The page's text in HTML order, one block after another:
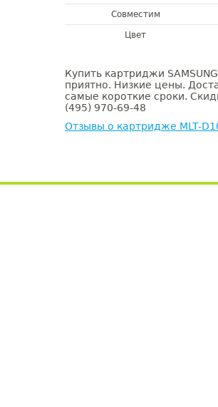
Совместим
Цвет
Купить картриджи
приятно. Низкие цены.
самые короткие сроки.
(495) 970-69-48
Отзывы о картридже MLT-